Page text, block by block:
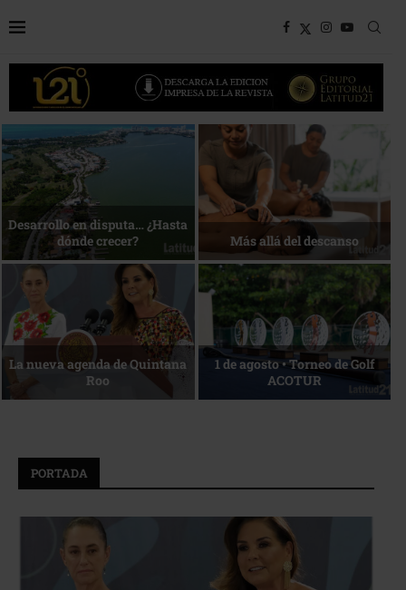
Bottega, un viaje servido a la
mesa
Energía que Impulsa la
competitividad
Reconocimiento de viajeros La esencia del servicio
PORTADA